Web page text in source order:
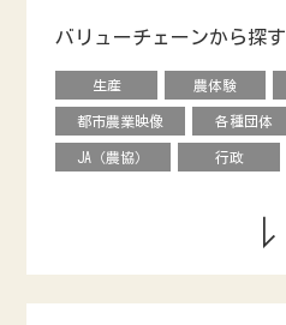
バリューチェーンから探す
生産 農体験
都市農業映像 各種団体
JA（農協） 行政